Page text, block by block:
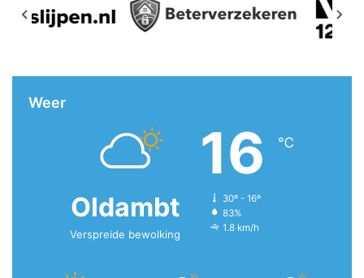
Weer
Oldambt
Verspreide bewolking
16 ℃
30º - 16º
83%
1.8 km/h